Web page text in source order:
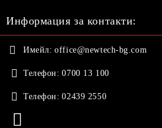
Информация за контакти:
Имейл: office@newtech-bg.com
Телефон: 0700 13 100
Телефон: 02439 2550